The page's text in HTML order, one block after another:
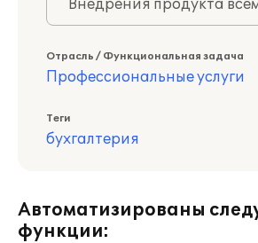
Внедрения продукта
Отрасль / Функциональная задача
Профессиональные услуги
Теги
бухгалтерия
Автоматизированы
функции: